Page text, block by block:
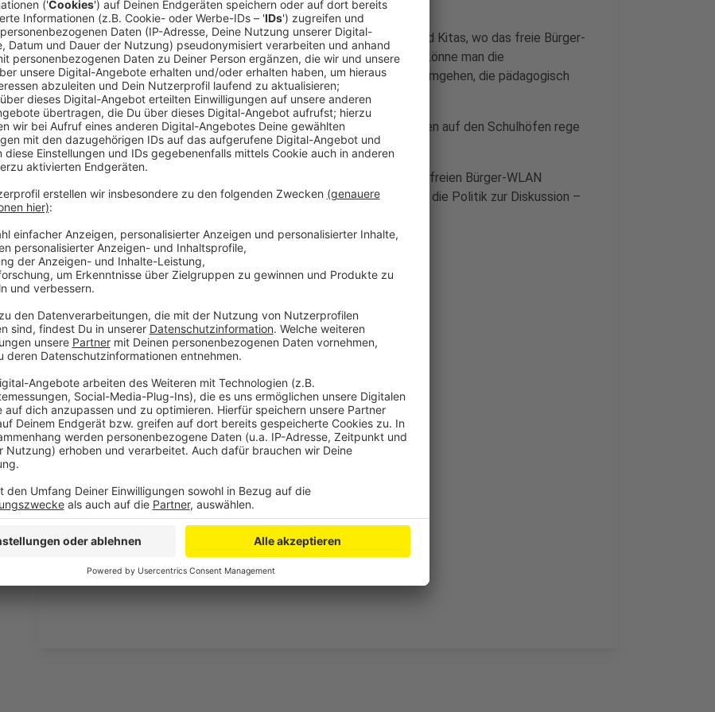
Der Grund: Die Erfahrungen haben gezeigt, dass in den Schulen und Kitas, wo das freie Bürger-
WLAN bereits eingerichtet ist, Probleme auftauchen. Zum einen könne man die
Jugendschutzmaßnahmen und die Sperren und Einschränkungen umgehen, die pädagogisch
Sinn machen.
Zum andere werde das freie WLAN außerhalb der Unterrichtszeiten auf den Schulhöfen rege
genutzt, was zu viel Lärm und Müll führe, so die Stadt.
Deswegen soll jetzt entschieden werden, Schulen und Kitas vom freien Bürger-WLAN
auszunehmen. Am Donnerstag geht das Thema zum ersten Mal in die Politik zur Diskussion –
Anzeige
Weitere Meldungen aus Leverkusen
Anzeige
Rheinpegel in Leverkusen steigt - keine Hochwassergefahr
Architekten und Leverkusener gestalten neues Wiesdorf
E-Scooter sollen nach Leverkusen kommen
Anzeige